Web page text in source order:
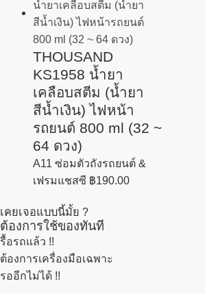
THOUSAND
KS1958 น้ำยา
เคลือบสตีม (น้ำยา
สีน้ำเงิน) ไฟหน้า
รถยนต์ 800 ml (32 ~
64 ดวง)
A11 ซ่อมตัวถังรถยนต์ &
เฟรมแชสซี ฿190.00
เคยเจอแบบนี้มั้ย ?
ต้องการใช้ของทันที
รื้อรถแล้ว !!
ต้องการเครื่องมือเฉพาะ
รออีกไม่ได้ !!